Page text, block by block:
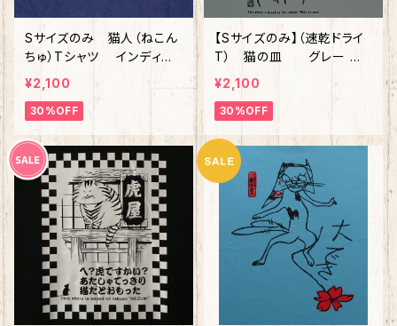
Sサイズのみ 猫人（ねこん
ちゅ）Tシャツ インディ
ゴ 綿100%
¥2,100
30%OFF
【Sサイズのみ】（速乾ドライ
T） 猫の皿 グレー 落
語 シリーズ第二弾
¥2,100
30%OFF